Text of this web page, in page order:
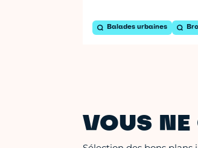
Balades urbaines
VOUS NE